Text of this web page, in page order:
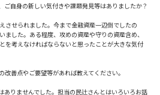
自身の新しい気付きや課題発見等はありましたか？
させられました。今まで金融資産一辺倒でしたの
ました。ある程度、攻めの資産や守りの資産含め、
を考えなければならないと思ったことが大きな気付
善点やご要望等があれば教えてください。
ありませんでした。担当の民辻さんとはいろいろお話